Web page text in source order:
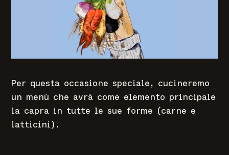
Per questa occasione speciale, cucineremo
un menù che avrà come elemento principale
la capra in tutte le sue forme (carne e
latticini).